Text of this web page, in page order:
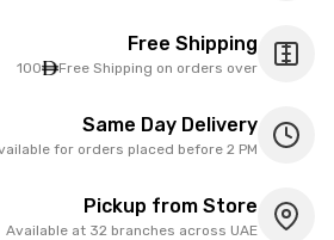
Free Shipping
Free Shipping on orders over
100
Same Day Delivery
for orders placed before 2 PM
Pickup from Store
Available at 32 branches across UAE